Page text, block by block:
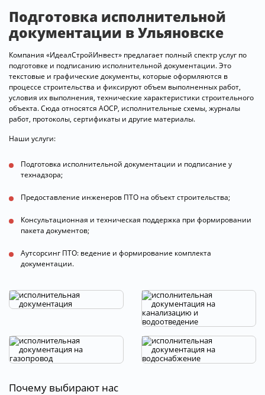
Подготовка исполнительной
документации в Ульяновске
Компания «ИдеалСтройИнвест» предлагает полный спектр услуг по
подготовке и подписанию исполнительной документации. Это
текстовые и графические документы, которые оформляются в
процессе строительства и фиксируют объем выполненных работ,
условия их выполнения, технические характеристики строительного
объекта. Сюда относятся АОСР, исполнительные схемы, журналы
работ, протоколы, сертификаты и другие материалы.
Наши услуги:
Подготовка исполнительной документации и подписание у
технадзора;
Предоставление инженеров ПТО на объект строительства;
Консультационная и техническая поддержка при формировании
пакета документов;
Аутсорсинг ПТО: ведение и формирование комплекта
документации.
Почему выбирают нас